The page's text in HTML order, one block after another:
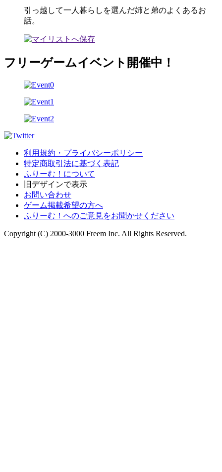
引っ越して一人暮らしを選んだ姉と弟のよくあるお
話。
フリーゲームイベント開催中！
利用規約・プライバシーポリシー
特定商取引法に基づく表記
ふりーむ！について
旧デザインで表示
お問い合わせ
ゲーム掲載希望の方へ
ふりーむ！へのご意見をお聞かせください
Copyright (C) 2000-3000 Freem Inc. All Rights Reserved.